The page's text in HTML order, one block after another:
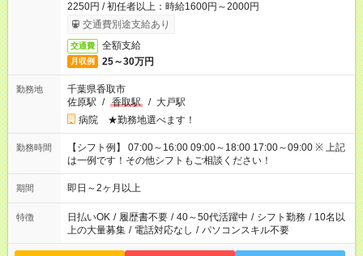
2250円 / 初任者以上：時給1600円～2000円
交通費別途支給あり
交通費 全額支給
月収例 25～30万円
勤務地
千葉県香取市
佐原駅 / 香取駅 / 大戸駅
病院 ★勤務地選べます！
勤務時間
【シフト例】 07:00～16:00 09:00～18:00 17:00～09:00 ※ 上記
は一例です！その他シフトもご相談ください！
期間 即日～2ヶ月以上
特徴 日払いOK / 履歴書不要 / 40～50代活躍中 / シフト勤務 / 10名以
上の大量募集 / 電話対応なし / パソコンスキル不要